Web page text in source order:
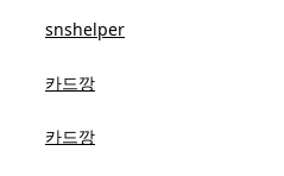
snshelper
카드깡
카드깡